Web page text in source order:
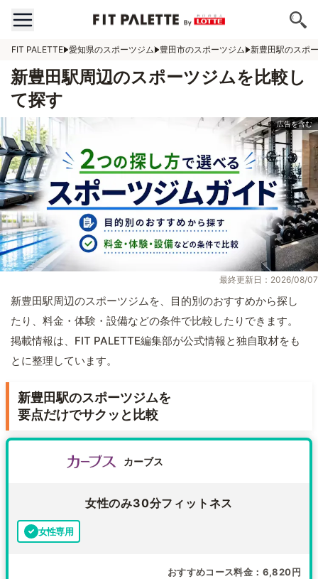
FIT PALETTE 愛知県のスポーツジム 豊田市のスポーツジム 新豊田駅のスポ
新豊田駅周辺のスポーツジムを比較し
て探す
最終更新日：2026/08/07
新豊田駅周辺のスポーツジムを、目的別のおすすめから探し
たり、料金・体験・設備などの条件で比較したりできます。
掲載情報は、FIT PALETTE編集部が公式情報と独自取材をも
とに整理しています。
新豊田駅のスポーツジムを
要点だけでサクッと比較
カーブス
女性のみ30分フィットネス
女性専用
おすすめコース料金 6,820円